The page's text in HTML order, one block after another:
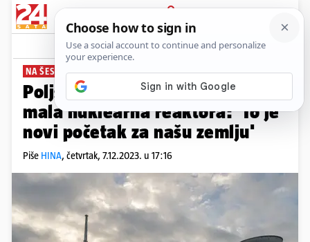
PRIJAVA
News Komentari
NA ŠEST LOKACIJA
Poljska odobrila gradnju 24
mala nuklearna reaktora: 'To je
novi početak za našu zemlju'
Piše HINA, četvrtak, 7.12.2023. u 17:16